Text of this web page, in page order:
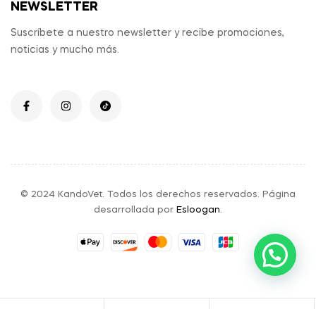
NEWSLETTER
Suscríbete a nuestro newsletter y recibe promociones,
noticias y mucho más.
© 2024 KandoVet. Todos los derechos reservados. Página
desarrollada por Esloogan.